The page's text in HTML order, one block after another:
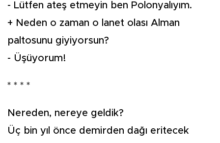
- Lütfen ateş etmeyin ben Polonyalıyım.
+ Neden o zaman o lanet olası Alman
paltosunu giyiyorsun?
- Üşüyorum!
* * * *
Nereden, nereye geldik?
Üç bin yıl önce demirden dağı eritecek